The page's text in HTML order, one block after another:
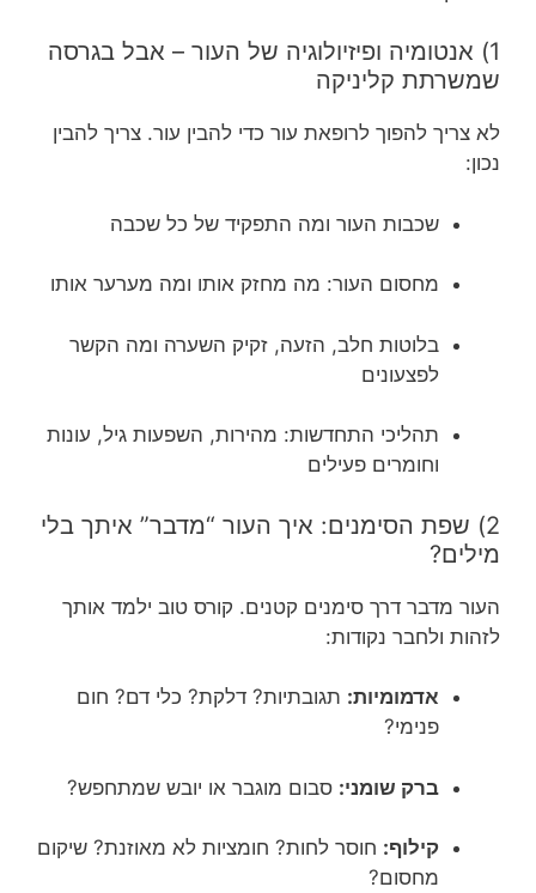
1) אנטומיה ופיזיולוגיה של העור – אבל בגרסה
שמשרתת קליניקה
לא צריך להפוך לרופאת עור כדי להבין עור. צריך להבין
נכון:
שכבות העור ומה התפקיד של כל שכבה
מחסום העור: מה מחזק אותו ומה מערער אותו
בלוטות חלב, הזעה, זקיק השערה ומה הקשר
לפצעונים
תהליכי התחדשות: מהירות, השפעות גיל, עונות
וחומרים פעילים
2) שפת הסימנים: איך העור “מדבר” איתך בלי
מילים?
העור מדבר דרך סימנים קטנים. קורס טוב ילמד אותך
לזהות ולחבר נקודות:
אדמומיות: תגובתיות? דלקת? כלי דם? חום
פנימי?
ברק שומני: סבום מוגבר או יובש שמתחפש?
קילוף: חוסר לחות? חומציות לא מאוזנת? שיקום
מחסום?